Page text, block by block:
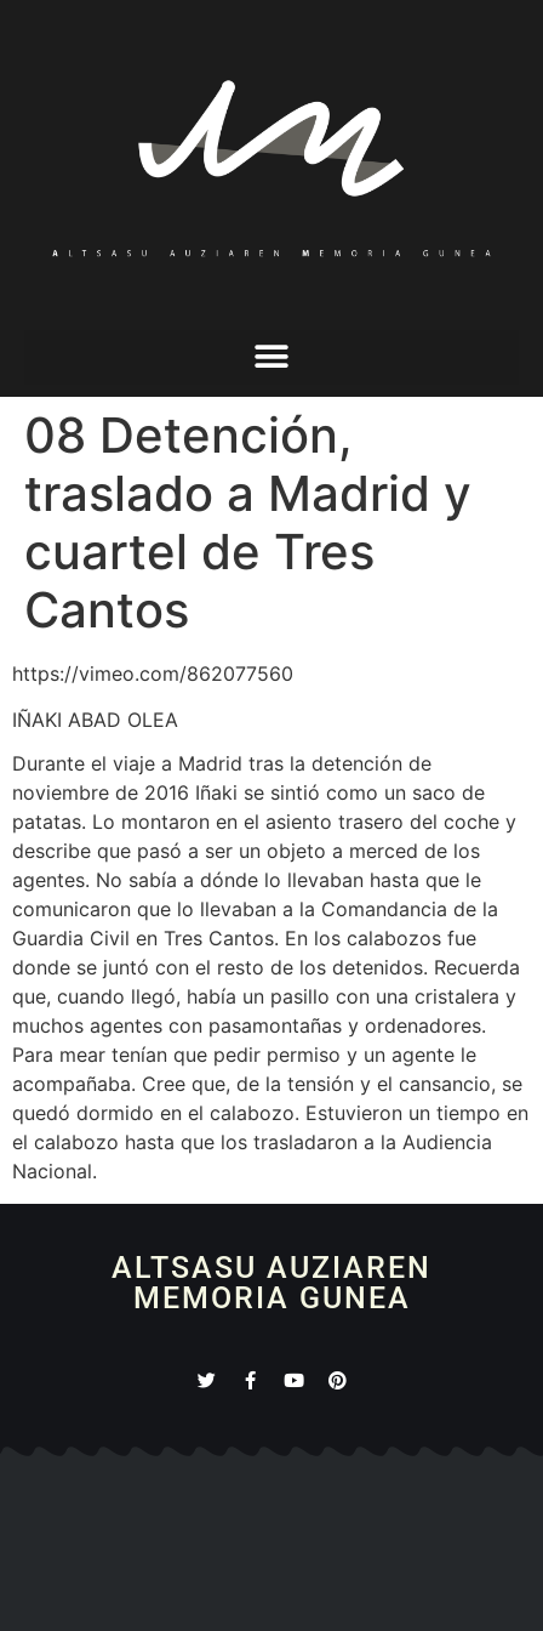
08 Detención,
traslado a Madrid y
cuartel de Tres
Cantos
https://vimeo.com/862077560
IÑAKI ABAD OLEA
Durante el viaje a Madrid tras la detención de
noviembre de 2016 Iñaki se sintió como un saco de
patatas. Lo montaron en el asiento trasero del coche y
describe que pasó a ser un objeto a merced de los
agentes. No sabía a dónde lo llevaban hasta que le
comunicaron que lo llevaban a la Comandancia de la
Guardia Civil en Tres Cantos. En los calabozos fue
donde se juntó con el resto de los detenidos. Recuerda
que, cuando llegó, había un pasillo con una cristalera y
muchos agentes con pasamontañas y ordenadores.
Para mear tenían que pedir permiso y un agente le
acompañaba. Cree que, de la tensión y el cansancio, se
quedó dormido en el calabozo. Estuvieron un tiempo en
el calabozo hasta que los trasladaron a la Audiencia
Nacional.
ALTSASU AUZIAREN
MEMORIA GUNEA